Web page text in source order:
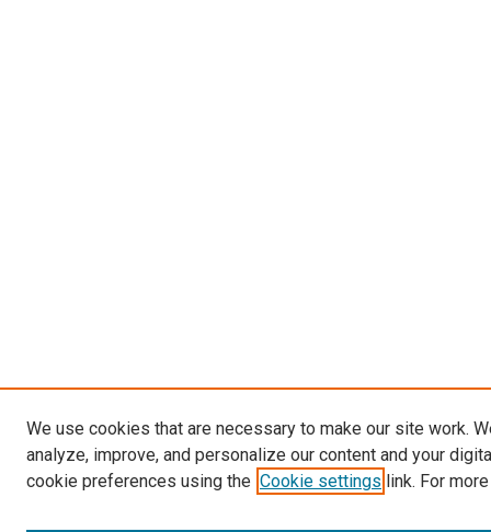
We use cookies that are necessary to make our site work.
analyze, improve, and personalize our content and your
cookie preferences using the Cookie settings link. For